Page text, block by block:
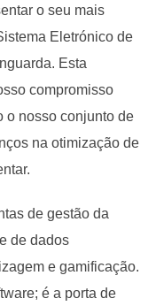
o seu mais
Eletrónico de
Esta
compromisso
o nosso conjunto de
na otimização de
de gestão da
de dados
e gamificação.
é a porta de